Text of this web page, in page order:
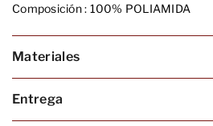
Composición : 100% POLIAMIDA
Materiales
Entrega